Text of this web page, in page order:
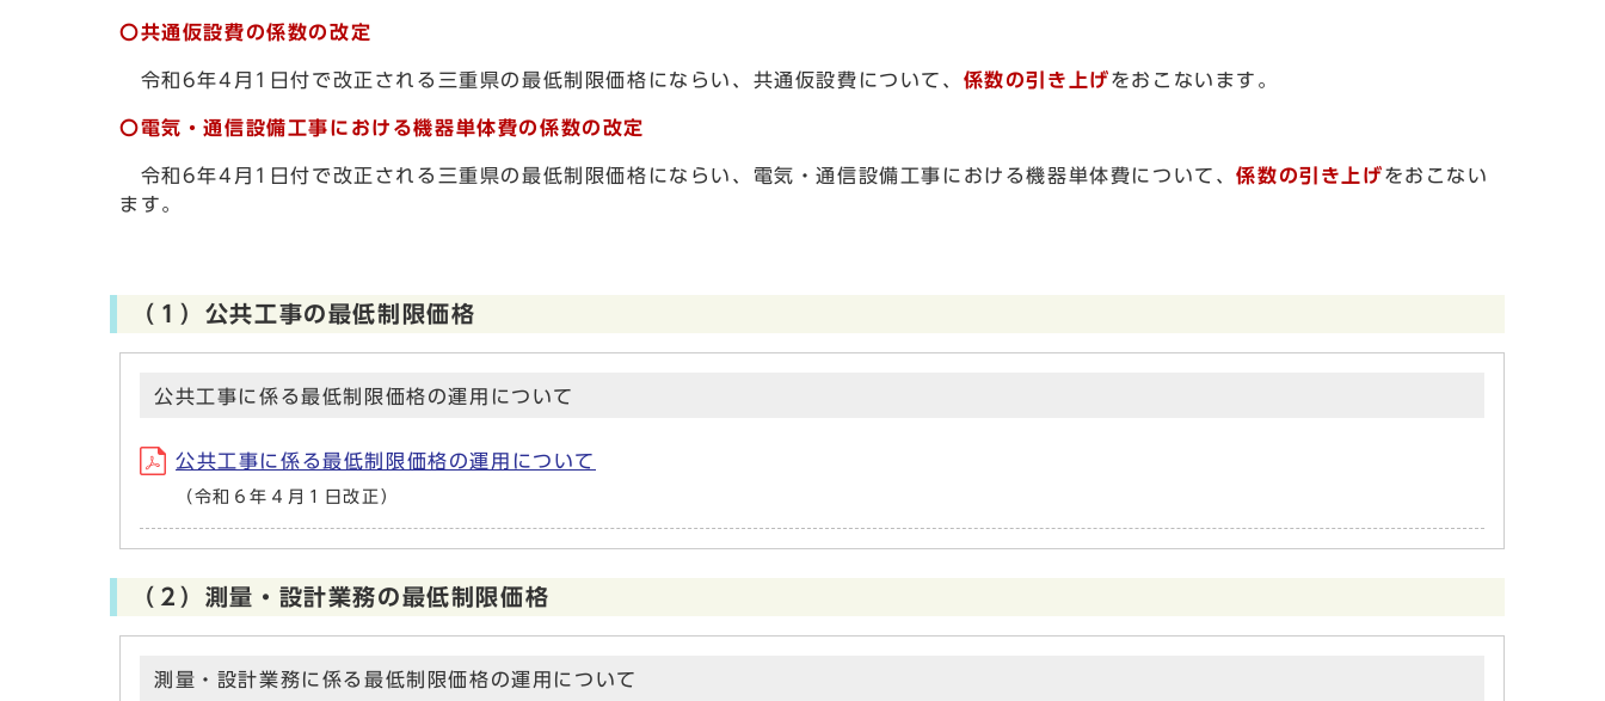
〇共通仮設費の係数の改定
令和6年4月1日付で改正される三重県の最低制限価格にならい、共通仮設費について、 係数の引き上げをおこないます。
〇電気・通信設備工事における機器単体費の係数の改定
令和6年4月1日付で改正される三重県の最低制限価格にならい、電気・通信設備工事における機器単体費について、係数の引き上げをおこない
ます。
（１）公共工事の最低制限価格
公共工事に係る最低制限価格の運用について
公共工事に係る最低制限価格の運用について
（令和６年４月１日改正）
（２）測量・設計業務の最低制限価格
測量・設計業務に係る最低制限価格の運用について